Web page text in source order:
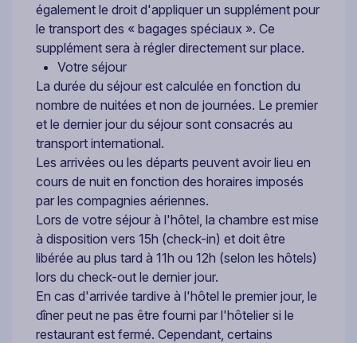
également le droit d'appliquer un supplément pour
le transport des « bagages spéciaux ». Ce
supplément sera à régler directement sur place.
Votre séjour
La durée du séjour est calculée en fonction du
nombre de nuitées et non de journées. Le premier
et le dernier jour du séjour sont consacrés au
transport international.
Les arrivées ou les départs peuvent avoir lieu en
cours de nuit en fonction des horaires imposés
par les compagnies aériennes.
Lors de votre séjour à l'hôtel, la chambre est mise
à disposition vers 15h (check-in) et doit être
libérée au plus tard à 11h ou 12h (selon les hôtels)
lors du check-out le dernier jour.
En cas d'arrivée tardive à l'hôtel le premier jour, le
dîner peut ne pas être fourni par l'hôtelier si le
restaurant est fermé. Cependant, certains